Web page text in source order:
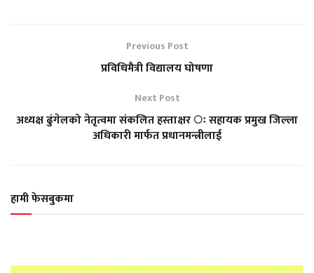
Previous Post
प्रविधिमैत्री विद्यालय घोषणा
Next Post
अध्यक्ष ढुंगेलको नेतृत्वमा संकलित हस्ताक्षर ः सहायक प्रमुख जिल्ला
अधिकारी मार्फत प्रधानमन्त्रीलाई
हामी फेसबुकमा